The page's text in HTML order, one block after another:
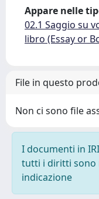
Appare nelle
02.1 Saggio su
libro (Essay or
File in questo
Non ci sono file
I documenti in
tutti i diritti sono
indicazione